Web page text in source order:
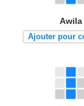
Awila
Ajouter pour